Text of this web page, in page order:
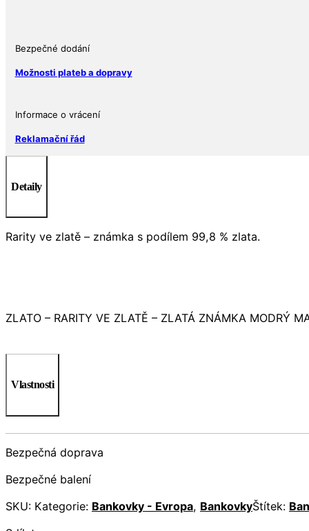
Bezpečné dodání
Možnosti plateb a dopravy
Informace o vrácení
Reklamační řád
Detaily
Rarity ve zlatě – známka s podílem 99,8 % zlata.
ZLATO – RARITY VE ZLATĚ – ZLATÁ ZNÁMKA
Vlastnosti
Bezpečná doprava
Bezpečné balení
SKU: Kategorie: Bankovky - Evropa, BankovkyŠtítek: